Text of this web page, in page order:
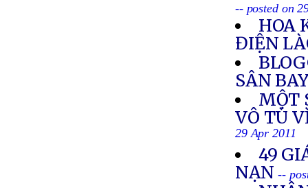
-- posted on
HOA
ĐIỆN
SÂN
MỘT
VÔ TÙ
29 Apr 2011
49
NẠN--